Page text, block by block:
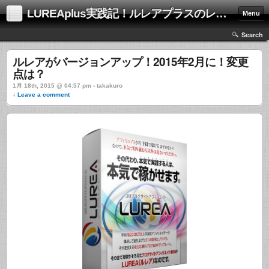
LUREAplus実践記！ルレアプラスのレビューサイト！ Menu
Search
ルレアがバージョンアップ！2015年2月に！変更
点は？
1月 18th, 2015 @ 04:57 pm › takakuro
↓ Leave a comment